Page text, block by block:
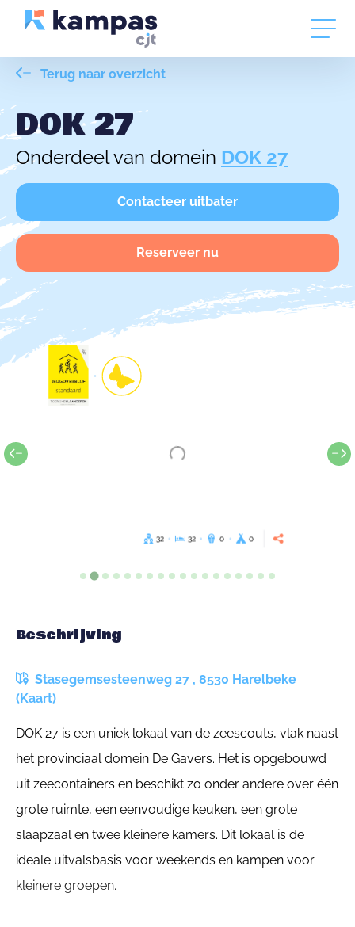
Terug naar overzicht
DOK 27
Onderdeel van domein DOK 27
Contacteer uitbater
Reserveer nu
32 32 0 0
Beschrijving
Stasegemsesteenweg 27 , 8530 Harelbeke
(Kaart)
DOK 27 is een uniek lokaal van de zeescouts, vlak naast
het provinciaal domein De Gavers. Het is opgebouwd
uit zeecontainers en beschikt zo onder andere over één
grote ruimte, een eenvoudige keuken, een grote
slaapzaal en twee kleinere kamers. Dit lokaal is de
ideale uitvalsbasis voor weekends en kampen voor
kleinere groepen.